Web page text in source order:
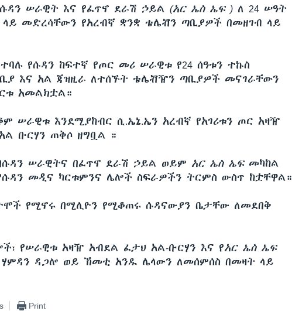
ሠራዊት እና የፈጥኖ ደራሽ ኃይል(አር ኤስ ኤፍ ) ለ 24 ሠዓት
መድረሳቸውን የአረብኛ ቋንቋ ቴሌቭን ጣቢያዎች በመዘገብ ላይ
የሱዳን ከፍተኛ የጦር መሪ ሠራዊቱ የ24 ሰዓቱን ተኩስ
እና አል ጃዝዚራ ለተሰኙት ቴሌቭዥን ጣቢያዎች መናገራቸውን
አመልክቷል።
ሠራዊቱ እንደሚያከብር ሲ.ኤኔ.ኤን አረብኛ የአገሪቱን ጦር አዛዥ
ቡርሃን ጠቅሶ ዘግቧል ።
ሠራዊትና በፈጥኖ ደራሽ ኃይል ወይምአር ኤስ ኤፍ መካከል
መዲና ካርቱምንና ሌሎች ስፍራዎችን ትርምስ ውስጥ ከቷቸዋል።
የሚኖሩ በሚሊዮን የሚቆጠሩ ሱዳናውያን ቤታቸው ለመደበቅ
የሠራዊቱ አዛዥ አብደል ፈታህ አል-ቡርሃን እና የአር ኤስ ኤፍ
ዳጋሎ ወይ ኽመቲ አንዱ ሌላውን ለመሰምሰስ በመዛት ላይ
Print